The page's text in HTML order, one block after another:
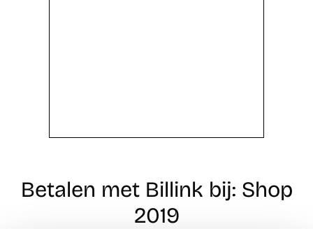
Betalen met Billink bij: Shop
2019